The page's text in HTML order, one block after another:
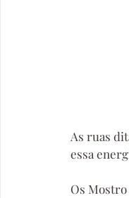
As ruas
essa
Os